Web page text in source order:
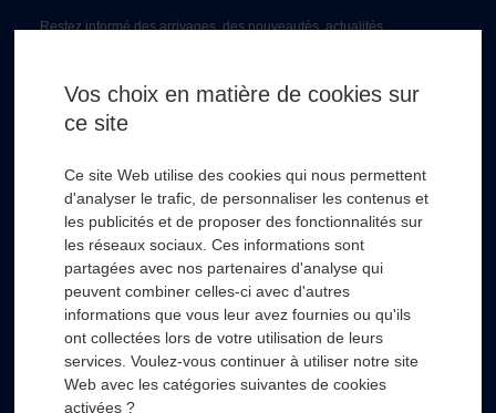
Restez informé des arrivages, des nouveautés, actualités...
RSL HYDRO +
FOURNISSEURS +
SECTEURS D’ACTIVITÉS
Vos choix en matière de cookies sur
ce site
Ce site Web utilise des cookies qui nous permettent
d'analyser le trafic, de personnaliser les contenus et
les publicités et de proposer des fonctionnalités sur
les réseaux sociaux. Ces informations sont
partagées avec nos partenaires d'analyse qui
peuvent combiner celles-ci avec d'autres
informations que vous leur avez fournies ou qu'ils
ont collectées lors de votre utilisation de leurs
services. Voulez-vous continuer à utiliser notre site
Web avec les catégories suivantes de cookies
activées ?